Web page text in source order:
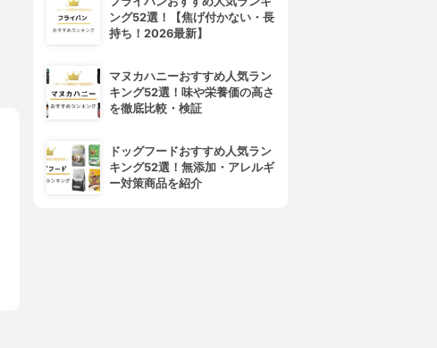
ング52選！【焦げ付かない・長
持ち！2026最新】
マヌカハニーおすすめ人気ラン
キング52選！味や栄養価の高さ
を徹底比較・検証
ドッグフードおすすめ人気ラン
キング52選！無添加・アレルギ
ー対策商品を紹介